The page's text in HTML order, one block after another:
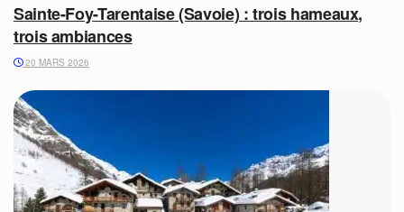
Sainte-Foy-Tarentaise (Savoie) : trois hameaux,
trois ambiances
20 MARS 2026